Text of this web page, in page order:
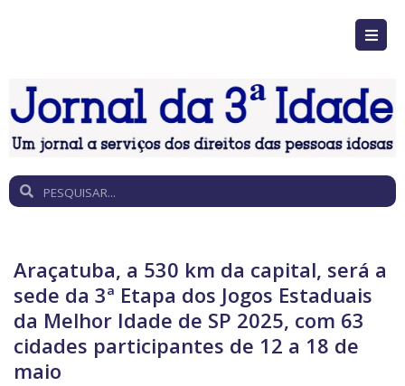
Araçatuba, a 530 km da capital, será a
sede da 3ª Etapa dos Jogos Estaduais
da Melhor Idade de SP 2025, com 63
cidades participantes de 12 a 18 de
maio